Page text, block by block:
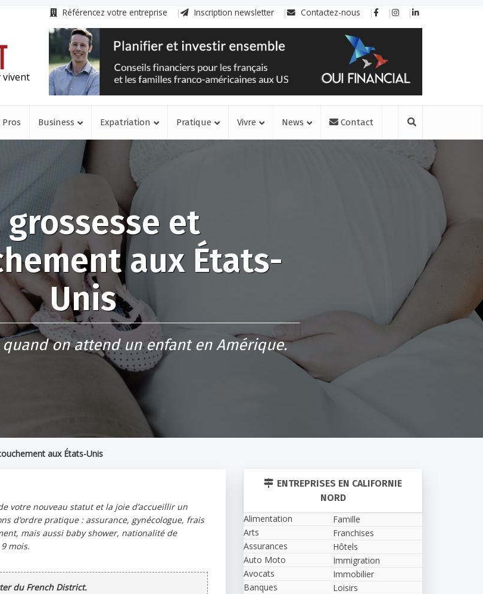
Référencez votre entreprise Inscription newsletter Contactez-nous
vivent
Pros Business Expatriation Pratique Vivre News Contact
grossesse et
aux États-
Unis
on attend un enfant en Amérique.
aux États-Unis
votre nouveau statut et la joie d’accueillir un
d’ordre pratique : assurance, gynécologue, frais
mais aussi baby shower, nationalité de
mois.
du French District.
ENTREPRISES EN CALIFORNIE
NORD
Alimentation
Arts
Assurances
Auto Moto
Avocats
Banques
Famille
Franchises
Hôtels
Immigration
Immobilier
Loisirs